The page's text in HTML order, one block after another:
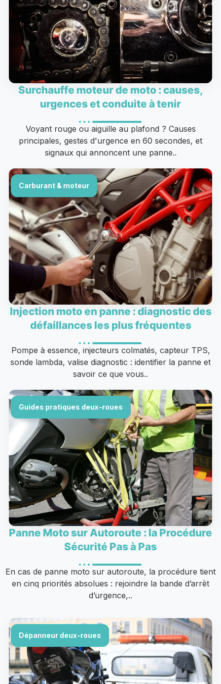
Surchauffe moteur de moto : causes,
urgences et conduite à tenir
Voyant rouge ou aiguille au plafond ? Causes
principales, gestes d'urgence en 60 secondes, et
signaux qui annoncent une panne..
Carburant & moteur
Injection moto en panne : diagnostic des
défaillances les plus fréquentes
Pompe à essence, injecteurs colmatés, capteur TPS,
sonde lambda, valise diagnostic : identifier la panne et
savoir ce que vous..
Guides pratiques deux-roues
Panne Moto sur Autoroute : la Procédure
Sécurité Pas à Pas
En cas de panne moto sur autoroute, la procédure tient
en cinq priorités absolues : rejoindre la bande d’arrêt
d’urgence,..
Dépanneur deux-roues